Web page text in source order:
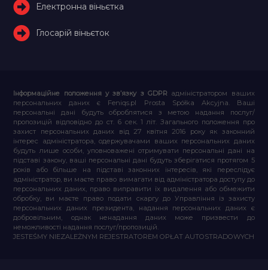
Електронна віньєтка
Глосарій віньєток
Інформаційне положення у зв’язку з GDPR адміністратором ваших
персональних даних є Feniqs.pl Prosta Spółka Akcyjna. Ваші
персональні дані будуть оброблятися з метою надання послуг/
пропозицій відповідно до ст. 6 сек. 1 літ. Загального положення про
захист персональних даних від 27 квітня 2016 року як законний
інтерес адміністратора, одержувачами ваших персональних даних
будуть лише особи, уповноважені отримувати персональні дані на
підставі закону, ваші персональні дані будуть зберігатися протягом 5
років або більше на підставі законних інтересів, які переслідує
адміністратор, ви маєте право вимагати від адміністратора доступу до
персональних даних, право виправити їх видалення або обмежити
обробку, ви маєте право подати скаргу до Управління із захисту
персональних даних президента, надання персональних даних є
добровільним, однак ненадання даних може призвести до
неможливості надання послуг/пропозицій.
JESTEŚMY NIEZALEŻNYM REJESTRATOREM OPŁAT AUTOSTRADOWYCH